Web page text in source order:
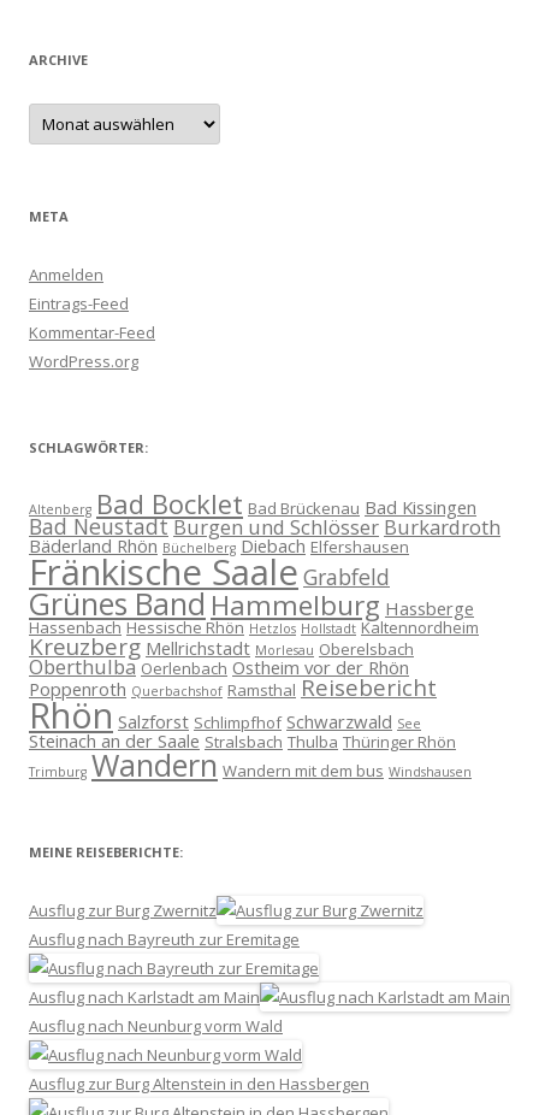
ARCHIVE
Archive
META
Anmelden
Eintrags-Feed
Kommentar-Feed
WordPress.org
SCHLAGWÖRTER:
Altenberg Bad Bocklet Bad Brückenau Bad Kissingen
Bad NeustadtBurgen und Schlösser Burkardroth
Bäderland Rhön Büchelberg Diebach Elfershausen
Fränkische Saale Grabfeld
Grünes BandHammelburg Hassberge
Hassenbach Hessische Rhön Hetzlos Hollstadt Kaltennordheim
Kreuzberg Mellrichstadt Morlesau Oberelsbach
Oberthulba Oerlenbach Ostheim vor der Rhön
Poppenroth Querbachshof Ramsthal Reisebericht
Rhön Salzforst Schlimpfhof Schwarzwald See
Steinach an der Saale Stralsbach Thulba Thüringer Rhön
Trimburg Wandern Wandern mit dem bus Windshausen
MEINE REISEBERICHTE:
Ausflug zur Burg Zwernitz
Ausflug nach Bayreuth zur Eremitage
Ausflug nach Karlstadt am Main
Ausflug nach Neunburg vorm Wald
Ausflug zur Burg Altenstein in den Hassbergen